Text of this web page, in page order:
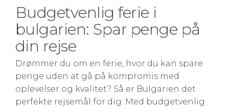
Budgetvenlig ferie i
bulgarien: Spar penge på
din rejse
Drømmer du om en ferie, hvor du kan spare
penge uden at gå på kompromis med
oplevelser og kvalitet? Så er Bulgarien det
perfekte rejsemål for dig. Med budgetvenlig